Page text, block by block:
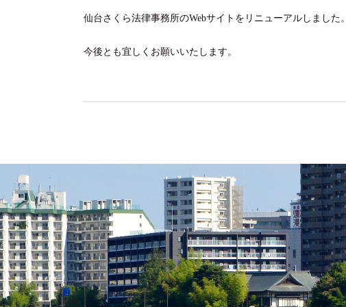
仙台さくら法律事務所のWebサイトをリニューアルしました。
今後とも宜しくお願いいたします。